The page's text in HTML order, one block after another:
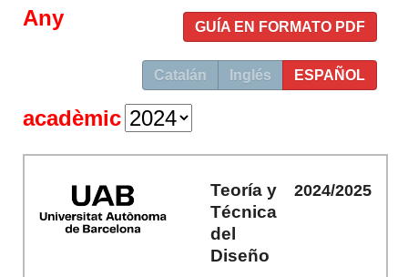
GUÍA EN FORMATO PDF
Catalán Inglés ESPAÑOL
Any
acadèmic
Teoría y
Técnica
del
Diseño
2024/2025